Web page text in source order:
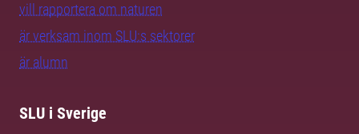
vill rapportera om naturen
är verksam inom SLU:s sektorer
är alumn
SLU i Sverige